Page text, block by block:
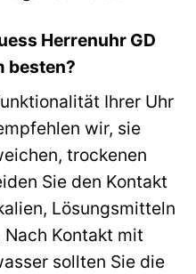
Herrenuhr GD
besten?
Ihrer Uhr
wir, sie
trockenen
Sie den Kontakt
Lösungsmitteln
Kontakt mit
sollten Sie die